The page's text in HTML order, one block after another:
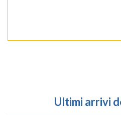
Ultimi arrivi